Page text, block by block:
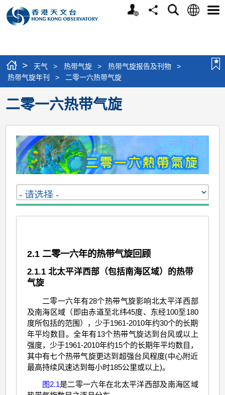
个
分
搜
语
选
> 天气 > 热带气旋 > 热带气旋报告及刊物
>
热带气旋年刊
> 二零一六热带气旋
二零一六热带气旋
2.1 二零一六年的热带气旋回顾
2.1.1 北太平洋西部（包括南海区域）的热带
气旋
二零一六年有28个热带气旋影响北太平洋西部
及南海区域（即由赤道至北纬45度、东经100至180
度所包括的范围），少于1961-2010年约30个的长期
年平均数目。全年有13个热带气旋达到台风或以上
强度，少于1961-2010年约15个的长期年平均数目，
其中有七个热带气旋更达到超强台风程度(中心附近
最高持续风速达到每小时185公里或以上)。
图2.1是二零一六年在北太平洋西部及南海区域